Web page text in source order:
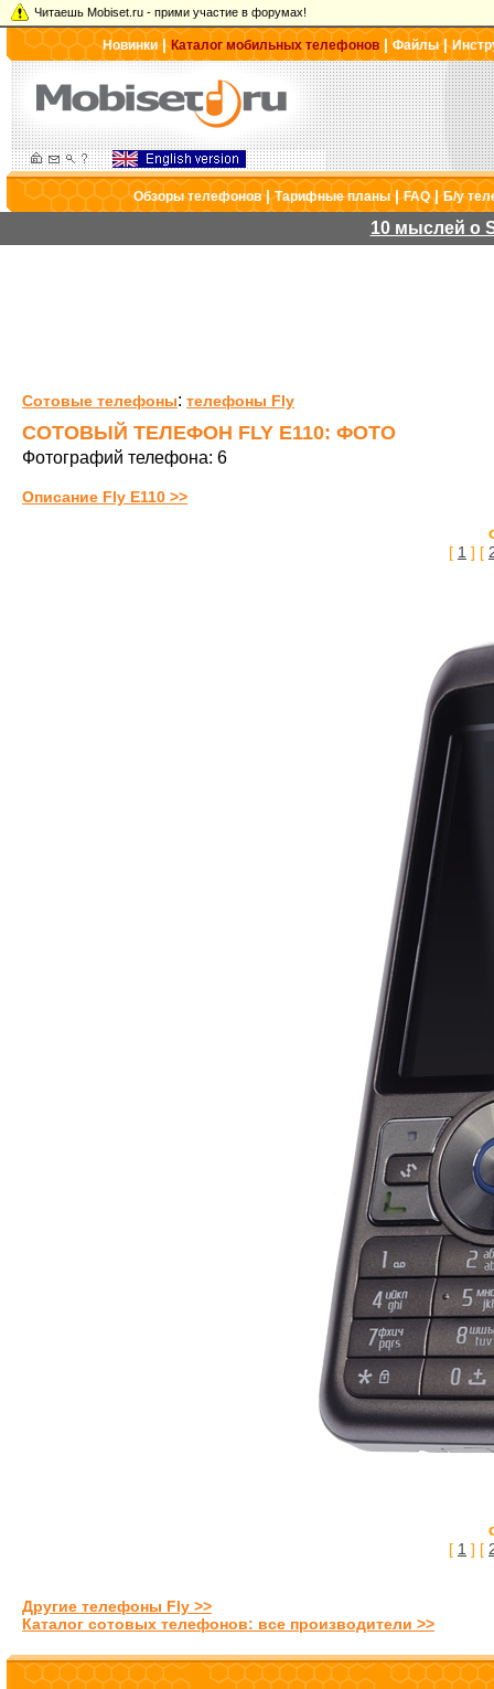
Читаешь Mobiset.ru - прими участие в форумах!
Новинки|Каталог мобильных телефонов |Файлы|
Обзоры телефонов|Тарифные планы|FAQ|Б/у
10 мыслей о
Сотовые телефоны: телефоны Fly
СОТОВЫЙ ТЕЛЕФОН FLY E110: ФОТО
Фотографий телефона: 6
Описание Fly E110 >>
[ 1 ] [
[ 1 ] [
Другие телефоны Fly >>
Каталог сотовых телефонов: все производители >>